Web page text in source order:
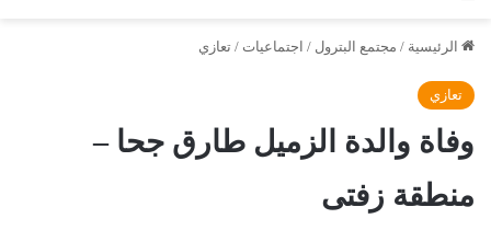
الرئيسية / مجتمع البترول / اجتماعيات / تعازي
تعازي
وفاة والدة الزميل طارق جحا –
منطقة زفتى